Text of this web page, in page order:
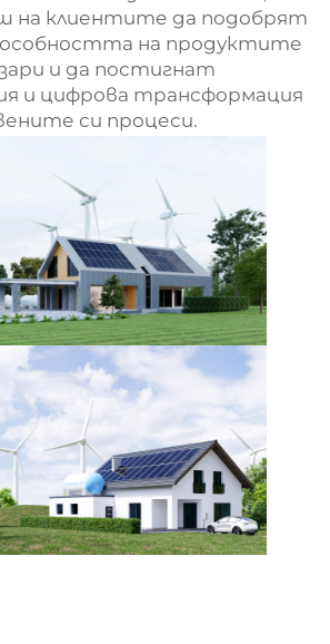
на клиентите да подобрят
на продуктите
и да постигнат
и цифрова трансформация
си процеси.